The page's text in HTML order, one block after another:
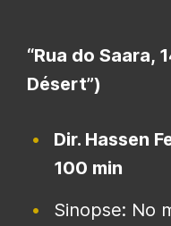
“Rua do Saara,
Désert”)
Dir. Hassen
100 min
Sinopse: No